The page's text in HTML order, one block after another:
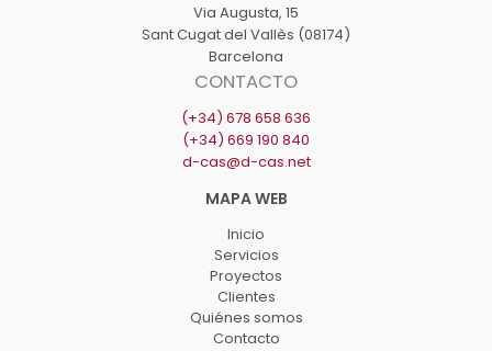
Via Augusta, 15
Sant Cugat del Vallès (08174)
Barcelona
CONTACTO
(+34) 678 658 636
(+34) 669 190 840
d-cas@d-cas.net
Inicio
Servicios
Proyectos
Clientes
Quiénes somos
Contacto